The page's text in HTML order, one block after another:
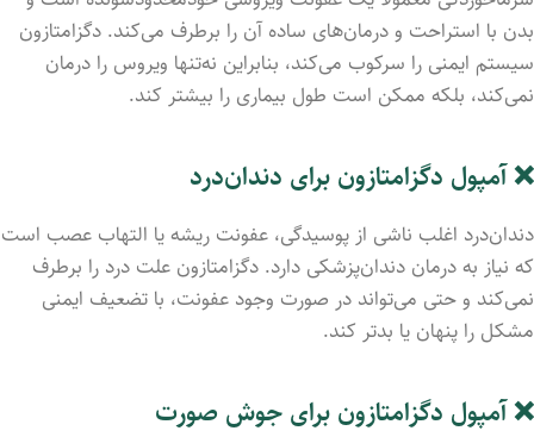
بدن با استراحت و درمان‌های ساده آن را برطرف می‌کند. دگزامتازون
سیستم ایمنی را سرکوب می‌کند، بنابراین نه‌تنها ویروس را درمان
نمی‌کند، بلکه ممکن است طول بیماری را بیشتر کند.
❌ آمپول دگزامتازون برای دندان‌درد
دندان‌درد اغلب ناشی از پوسیدگی، عفونت ریشه یا التهاب عصب است
که نیاز به درمان دندان‌پزشکی دارد. دگزامتازون علت درد را برطرف
نمی‌کند و حتی می‌تواند در صورت وجود عفونت، با تضعیف ایمنی
مشکل را پنهان یا بدتر کند.
❌ آمپول دگزامتازون برای جوش صورت